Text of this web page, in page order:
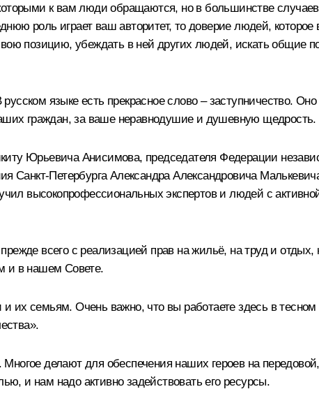
к вам люди обращаются, но в большинстве
роль играет ваш авторитет, то доверие людей,
позицию, убеждать в ней других людей, искать общие
языке есть прекрасное слово – заступничество.
граждан, за ваше неравнодушие и душевную щедрость.
Юрьевича Анисимова, председателя Федерации
Санкт-Петербурга Александра Александровича
высокопрофессиональных экспертов и людей с
всего с реализацией прав на жильё, на труд и отдых,
и в нашем Совете.
семьям. Очень важно, что вы работаете здесь в тесном
делают для обеспечения наших героев на
и нам надо активно задействовать его ресурсы.